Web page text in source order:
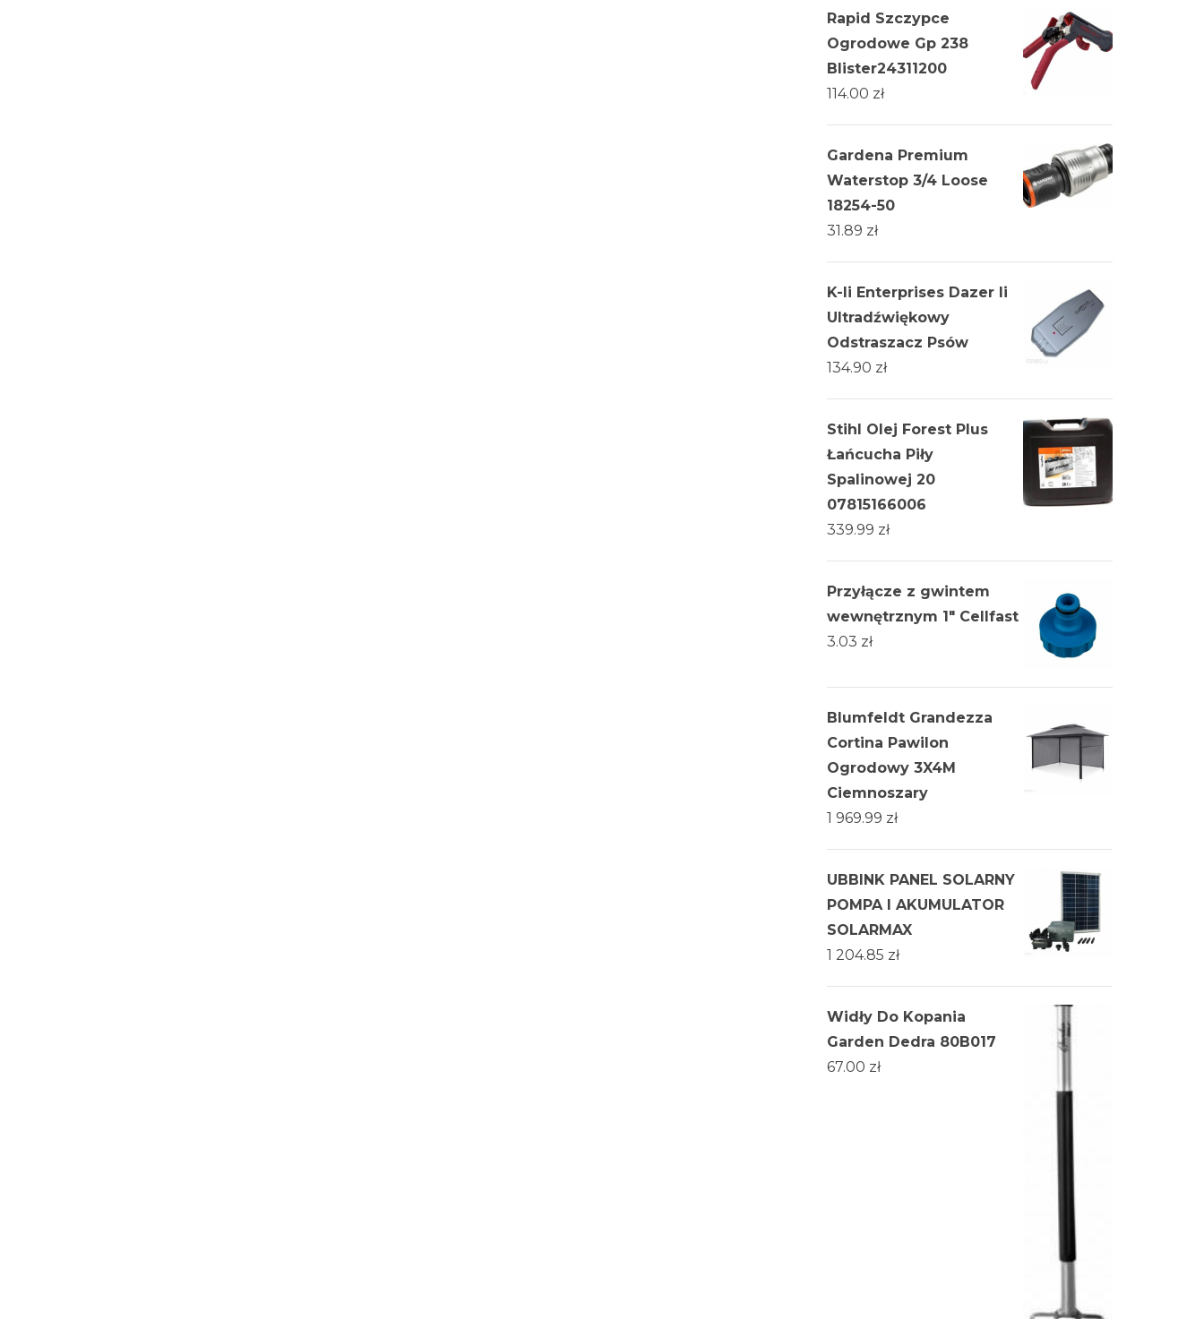
Rapid Szczypce
Ogrodowe Gp 238
Blister24311200
114.00 zł
Gardena Premium
Waterstop 3/4 Loose
18254-50
31.89 zł
K-Ii Enterprises Dazer Ii
Ultradźwiękowy
Odstraszacz Psów
134.90 zł
Stihl Olej Forest Plus
Łańcucha Piły
Spalinowej 20
07815166006
339.99 zł
Przyłącze z gwintem
wewnętrznym 1" Cellfast
3.03 zł
Blumfeldt Grandezza
Cortina Pawilon
Ogrodowy 3X4M
Ciemnoszary
1 969.99 zł
UBBINK PANEL SOLARNY
POMPA I AKUMULATOR
SOLARMAX
1 204.85 zł
Widły Do Kopania
Garden Dedra 80B017
67.00 zł